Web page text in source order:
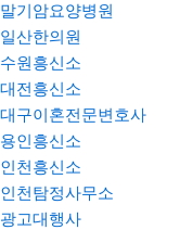
말기암요양병원
일산한의원
수원흥신소
대전흥신소
대구이혼전문변호사
용인흥신소
인천흥신소
인천탐정사무소
광고대행사